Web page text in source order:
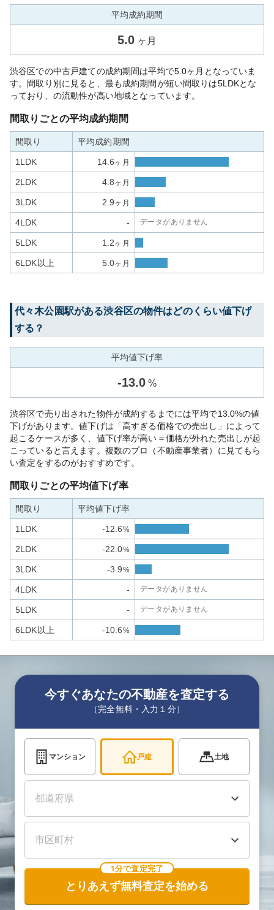
平均成約期間
5.0 ヶ月
渋谷区での中古戸建ての成約期間は平均で5.0ヶ月となっていま
す。間取り別に見ると、最も成約期間が短い間取りは5LDKとな
っており、の流動性が高い地域となっています。
間取りごとの平均成約期間
間取り 平均成約期間
1LDK 14.6ヶ月
2LDK 4.8ヶ月
3LDK 2.9ヶ月
4LDK - データがありません
5LDK 1.2ヶ月
6LDK以上 5.0ヶ月
代々木公園駅がある渋谷区の物件はどのくらい値下げ
する？
平均値下げ率
-13.0 %
渋谷区で売り出された物件が成約するまでには平均で13.0%の値
下げがあります。値下げは「高すぎる価格での売出し」によって
起こるケースが多く、値下げ率が高い＝価格が外れた売出しが起
こっていると言えます。複数のプロ（不動産事業者）に見てもら
い査定をするのがおすすめです。
間取りごとの平均値下げ率
間取り 平均値下げ率
1LDK -12.6%
2LDK -22.0%
3LDK -3.9%
4LDK - データがありません
5LDK - データがありません
6LDK以上 -10.6%
今すぐあなたの不動産を査定する
（完全無料・入力１分）
マンション 戸建 土地
1分で査定完了
とりあえず無料査定を始める